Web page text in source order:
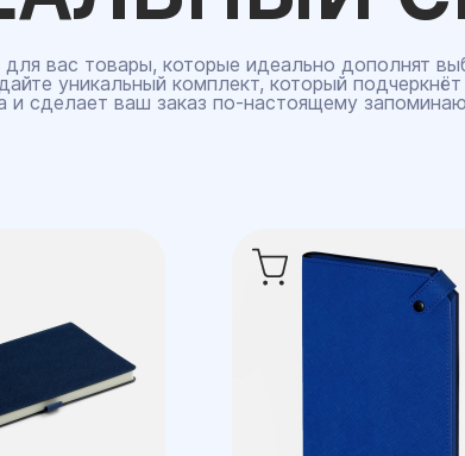
вас товары, которые идеально дополнят
уникальный комплект, который подчеркнёт
и сделает ваш заказ по‑настоящему